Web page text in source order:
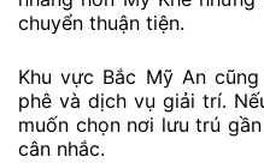
chuyển thuận tiện.
Khu vực Bắc Mỹ An
phê và dịch vụ giải trí.
muốn chọn nơi lưu trú
cân nhắc.